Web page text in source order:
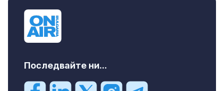
Последвайте ни...